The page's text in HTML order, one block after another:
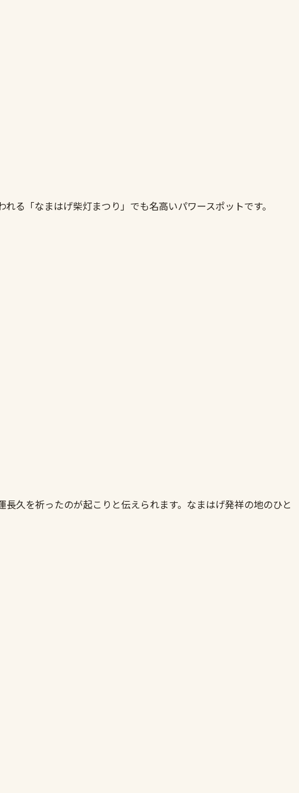
る「なまはげ柴灯まつり」でも名高いパワースポットです。
久を祈ったのが起こりと伝えられます。なまはげ発祥の地のひと